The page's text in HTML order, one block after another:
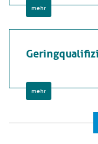
mehr
mehr